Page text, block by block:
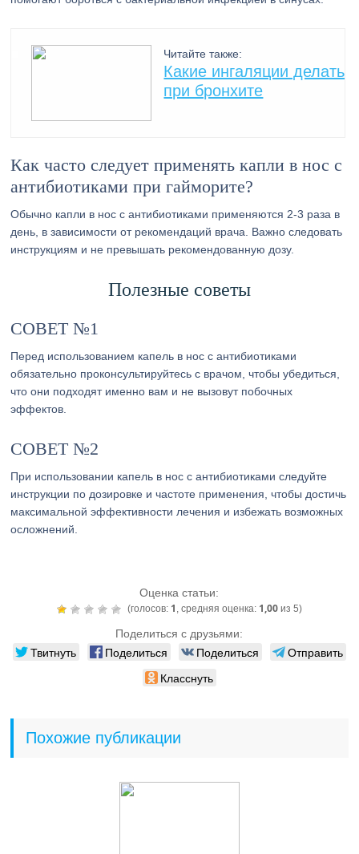
Читайте также:
Какие ингаляции делать
при бронхите
Как часто следует применять капли в нос с
антибиотиками при гайморите?
Обычно капли в нос с антибиотиками применяются 2-3 раза в
день, в зависимости от рекомендаций врача. Важно следовать
инструкциям и не превышать рекомендованную дозу.
Полезные советы
СОВЕТ №1
Перед использованием капель в нос с антибиотиками
обязательно проконсультируйтесь с врачом, чтобы убедиться,
что они подходят именно вам и не вызовут побочных
эффектов.
СОВЕТ №2
При использовании капель в нос с антибиотиками следуйте
инструкции по дозировке и частоте применения, чтобы достичь
максимальной эффективности лечения и избежать возможных
осложнений.
Оценка статьи:
(голосов: 1 , средняя оценка: 1,00из 5)
Поделиться с друзьями:
Твитнуть Поделиться Поделиться
Отправить
Класснуть
Похожие публикации